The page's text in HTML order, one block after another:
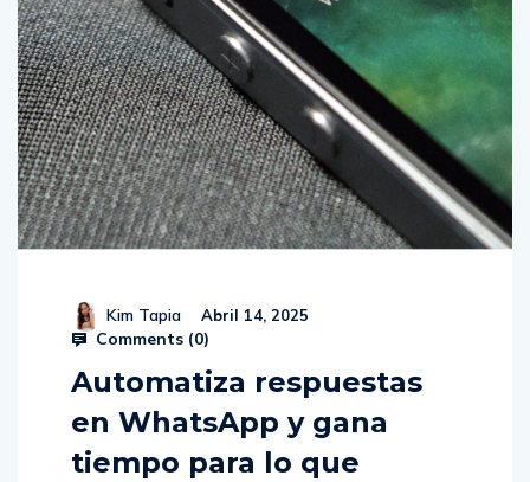
Kim Tapia Abril 14, 2025
Automatiza respuestas
en WhatsApp y gana